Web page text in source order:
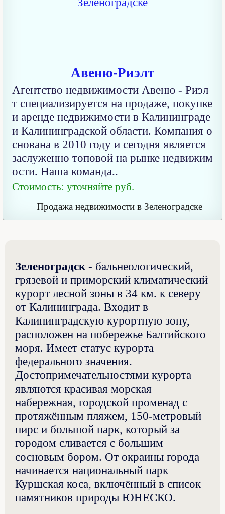
Авеню-Риэлт
Агентство недвижимости Авеню - Риэл
т специализируется на продаже, покупке
и аренде недвижимости в Калининграде
и Калининградской области. Компания о
снована в 2010 году и сегодня является
заслуженно топовой на рынке недвижим
ости. Наша команда..
Стоимость: уточняйте руб.
Продажа недвижимости в Зеленоградске
Зеленоградск- бальнеологический,
грязевой и приморский климатический
курорт лесной зоны в 34 км. к северу
от Калининграда. Входит в
Калининградскую курортную зону,
расположен на побережье Балтийского
моря. Имеет статус курорта
федерального значения.
Достопримечательностями курорта
являются красивая морская
набережная, городской променад с
протяжённым пляжем, 150-метровый
пирс и большой парк, который за
городом сливается с большим
сосновым бором. От окраины города
начинается национальный парк
Куршская коса, включённый в список
памятников природы ЮНЕСКО.